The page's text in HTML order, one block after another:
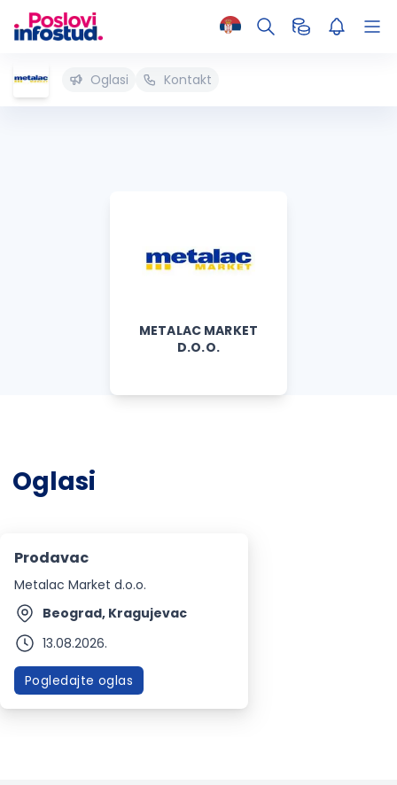
Oglasi Kontakt
METALAC MARKET
D.O.O.
Oglasi
Prodavac
Metalac Market d.o.o.
Beograd, Kragujevac
13.08.2026.
Pogledajte oglas